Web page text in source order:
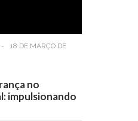
-
18 DE MARÇO DE
no
impulsionando